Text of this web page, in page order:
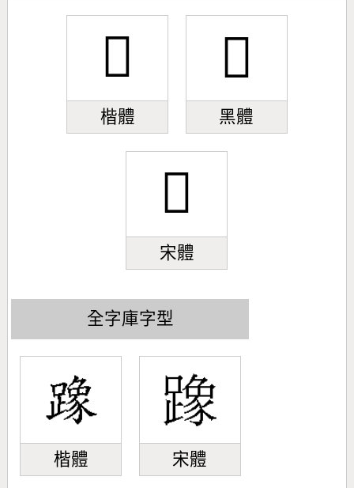
𫏡
楷體
𫏡
黑體
𫏡
宋體
全字庫字型
楷體 宋體